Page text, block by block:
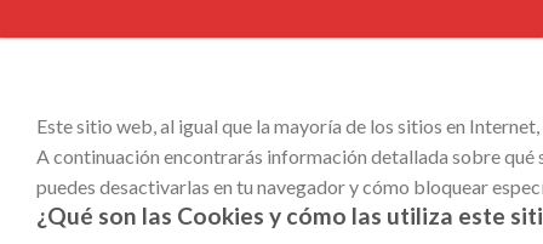
Este sitio web, al igual que la mayoría de los sitios en
A continuación encontrarás información detallada sobre
puedes desactivarlas en tu navegador y cómo bloquear
¿Qué son las Cookies y cómo las utiliza este